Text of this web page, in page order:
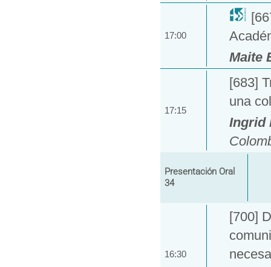
17:00
Maite
17:15
[683]
una
Ingrid
Presentación Oral
34
16:30
[700]